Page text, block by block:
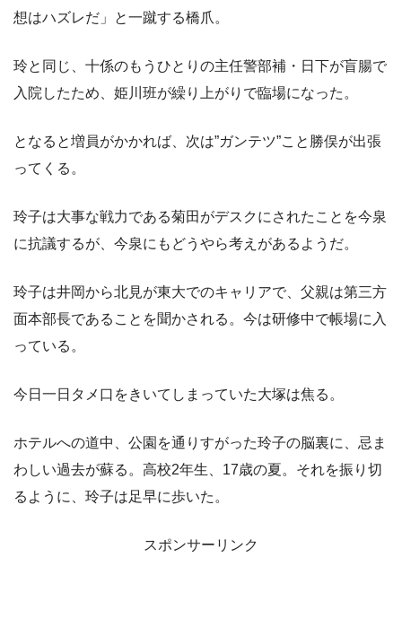
想はハズレだ」と一蹴する橋爪。
玲と同じ、十係のもうひとりの主任警部補・日下が盲腸で
入院したため、姫川班が繰り上がりで臨場になった。
となると増員がかかれば、次は”ガンテツ”こと勝俣が出張
ってくる。
玲子は大事な戦力である菊田がデスクにされたことを今泉
に抗議するが、今泉にもどうやら考えがあるようだ。
玲子は井岡から北見が東大でのキャリアで、父親は第三方
面本部長であることを聞かされる。今は研修中で帳場に入
っている。
今日一日タメ口をきいてしまっていた大塚は焦る。
ホテルへの道中、公園を通りすがった玲子の脳裏に、忌ま
わしい過去が蘇る。高校2年生、17歳の夏。それを振り切
るように、玲子は足早に歩いた。
スポンサーリンク